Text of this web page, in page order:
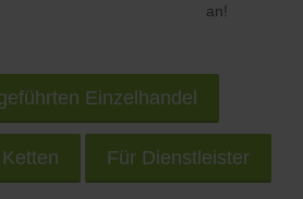
an!
Einzelhandel
Für Dienstleister